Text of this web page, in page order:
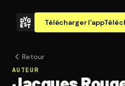
Télécharger l'app
Retour
AUTEUR